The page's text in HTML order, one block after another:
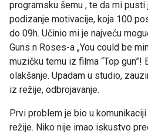
programsku šemu , te da mi
podizanje motivacije, koja 100
do 09h. Učinio mi je najveću
Guns n Roses-a „You could be
muzičku temu iz filma “Top gun”!
olakšanje. Upadam u studio,
iz režije, odbrojavanje.
Prvi problem je bio u
režije. Niko nije imao iskustvo